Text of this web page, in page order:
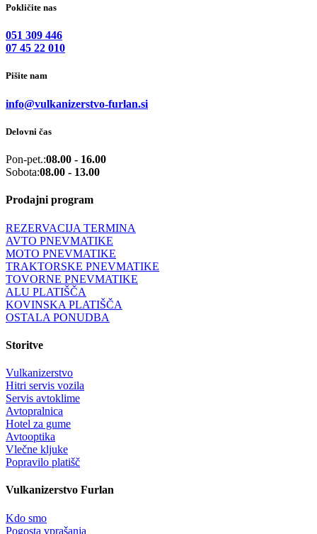
Pokličite nas
051 309 446
07 45 22 010
Pišite nam
info@vulkanizerstvo-furlan.si
Delovni čas
Pon-pet.:08.00 - 16.00
Sobota:08.00 - 13.00
Prodajni program
REZERVACIJA TERMINA
AVTO PNEVMATIKE
MOTO PNEVMATIKE
TRAKTORSKE PNEVMATIKE
TOVORNE PNEVMATIKE
ALU PLATIŠČA
KOVINSKA PLATIŠČA
OSTALA PONUDBA
Storitve
Vulkanizerstvo
Hitri servis vozila
Servis avtoklime
Avtopralnica
Hotel za gume
Avtooptika
Vlečne kljuke
Popravilo platišč
Vulkanizerstvo Furlan
Kdo smo
Pogosta vprašanja